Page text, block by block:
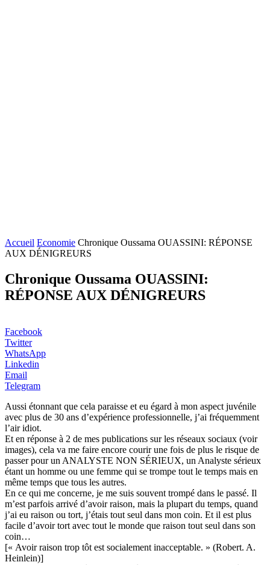
Accueil Economie Chronique Oussama OUASSINI: RÉPONSE
AUX DÉNIGREURS
Chronique Oussama OUASSINI:
RÉPONSE AUX DÉNIGREURS
Facebook
Twitter
WhatsApp
Linkedin
Email
Telegram
Aussi étonnant que cela paraisse et eu égard à mon aspect juvénile
avec plus de 30 ans d’expérience professionnelle, j’ai fréquemment
l’air idiot.
Et en réponse à 2 de mes publications sur les réseaux sociaux (voir
images), cela va me faire encore courir une fois de plus le risque de
passer pour un ANALYSTE NON SÉRIEUX, un Analyste sérieux
étant un homme ou une femme qui se trompe tout le temps mais en
même temps que tous les autres.
En ce qui me concerne, je me suis souvent trompé dans le passé. Il
m’est parfois arrivé d’avoir raison, mais la plupart du temps, quand
j’ai eu raison ou tort, j’étais tout seul dans mon coin. Et il est plus
facile d’avoir tort avec tout le monde que raison tout seul dans son
coin…
[« Avoir raison trop tôt est socialement inacceptable. » (Robert. A.
Heinlein)]